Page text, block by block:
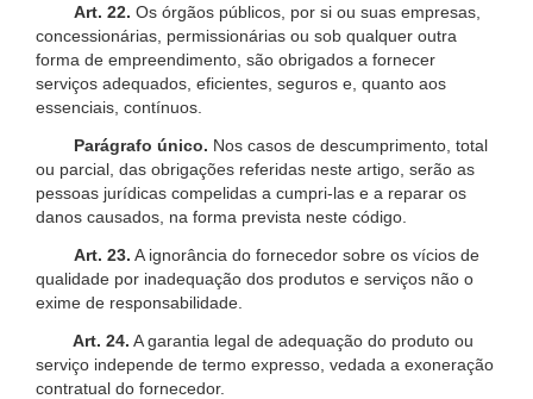
Art. 22. Os órgãos públicos, por si ou suas empresas,
concessionárias, permissionárias ou sob qualquer outra
forma de empreendimento, são obrigados a fornecer
serviços adequados, eficientes, seguros e, quanto aos
essenciais, contínuos.
Parágrafo único. Nos casos de descumprimento, total
ou parcial, das obrigações referidas neste artigo, serão as
pessoas jurídicas compelidas a cumpri-las e a reparar os
danos causados, na forma prevista neste código.
Art. 23. A ignorância do fornecedor sobre os vícios de
qualidade por inadequação dos produtos e serviços não o
exime de responsabilidade.
Art. 24. A garantia legal de adequação do produto ou
serviço independe de termo expresso, vedada a exoneração
contratual do fornecedor.